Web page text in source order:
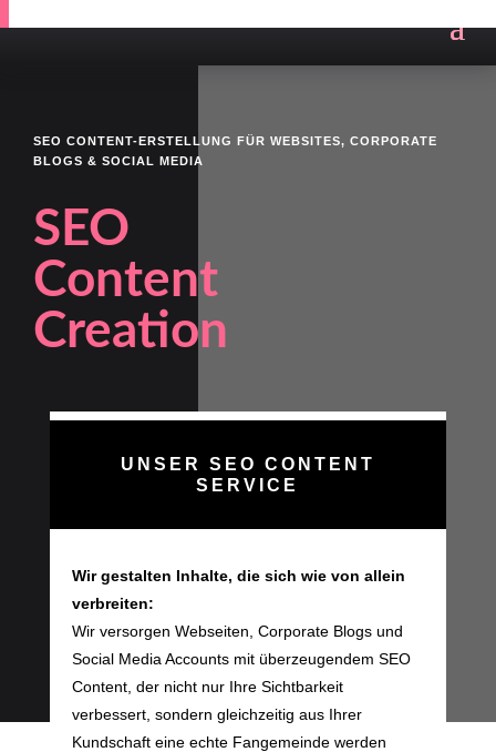
SEO CONTENT-ERSTELLUNG FÜR WEBSITES, CORPORATE
BLOGS & SOCIAL MEDIA
SEO
Content
Creation
UNSER SEO CONTENT
SERVICE
Wir gestalten Inhalte, die sich wie von allein
verbreiten:
Wir versorgen Webseiten, Corporate Blogs und
Social Media Accounts mit überzeugendem SEO
Content, der nicht nur Ihre Sichtbarkeit
verbessert, sondern gleichzeitig aus Ihrer
Kundschaft eine echte Fangemeinde werden